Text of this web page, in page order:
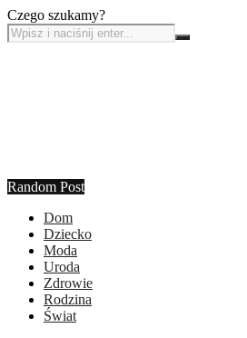
Czego szukamy?
Random Post
Dom
Dziecko
Moda
Uroda
Zdrowie
Rodzina
Świat